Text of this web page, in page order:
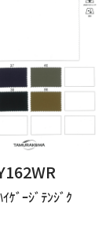
ｹﾞｰｼﾞﾃﾝｼﾞｸ